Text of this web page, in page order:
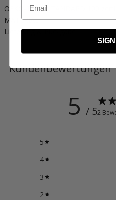
OEKO-TEX® STANDARD 100
MATERIAL
Lieferung & Rückgabe
Kundenbewertungen
5 / 52
5
4
3
2